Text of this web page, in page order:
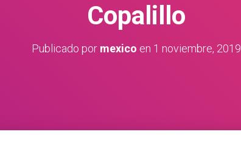
Copalillo
Publicado por mexico en 1 noviembre, 2019